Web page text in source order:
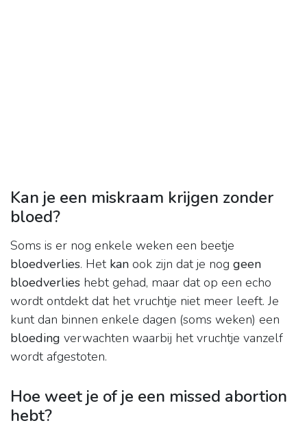
Kan je een miskraam krijgen zonder
bloed?
Soms is er nog enkele weken een beetje
bloedverlies. Het kan ook zijn dat je nog geen
bloedverlies hebt gehad, maar dat op een echo
wordt ontdekt dat het vruchtje niet meer leeft. Je
kunt dan binnen enkele dagen (soms weken) een
bloeding verwachten waarbij het vruchtje vanzelf
wordt afgestoten.
Hoe weet je of je een missed abortion
hebt?